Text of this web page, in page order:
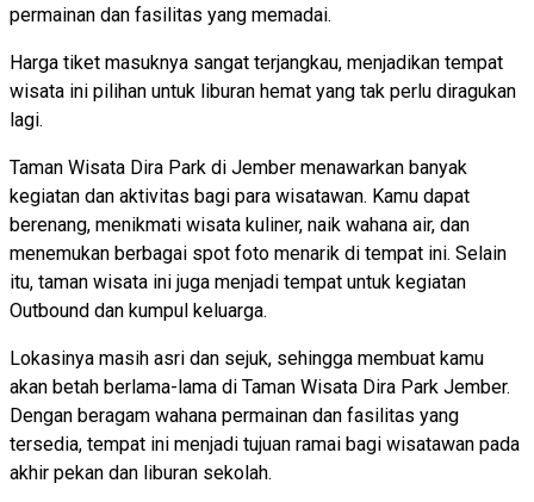
permainan dan fasilitas yang memadai.
Harga tiket masuknya sangat terjangkau, menjadikan tempat
wisata ini pilihan untuk liburan hemat yang tak perlu diragukan
lagi.
Taman Wisata Dira Park di Jember menawarkan banyak
kegiatan dan aktivitas bagi para wisatawan. Kamu dapat
berenang, menikmati wisata kuliner, naik wahana air, dan
menemukan berbagai spot foto menarik di tempat ini. Selain
itu, taman wisata ini juga menjadi tempat untuk kegiatan
Outbound dan kumpul keluarga.
Lokasinya masih asri dan sejuk, sehingga membuat kamu
akan betah berlama-lama di Taman Wisata Dira Park Jember.
Dengan beragam wahana permainan dan fasilitas yang
tersedia, tempat ini menjadi tujuan ramai bagi wisatawan pada
akhir pekan dan liburan sekolah.